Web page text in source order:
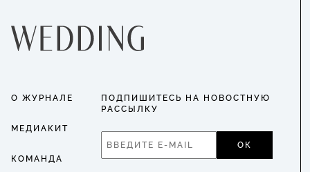
О ЖУРНАЛЕ
МЕДИАКИТ
КОМАНДА
ПОДПИШИТЕСЬ НА НОВОСТНУЮ
РАССЫЛКУ
ОК